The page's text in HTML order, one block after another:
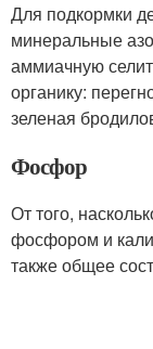
Для подкормки
минеральные
аммиачную
органику:
зеленая
Фосфор
От того,
фосфором и
также общее